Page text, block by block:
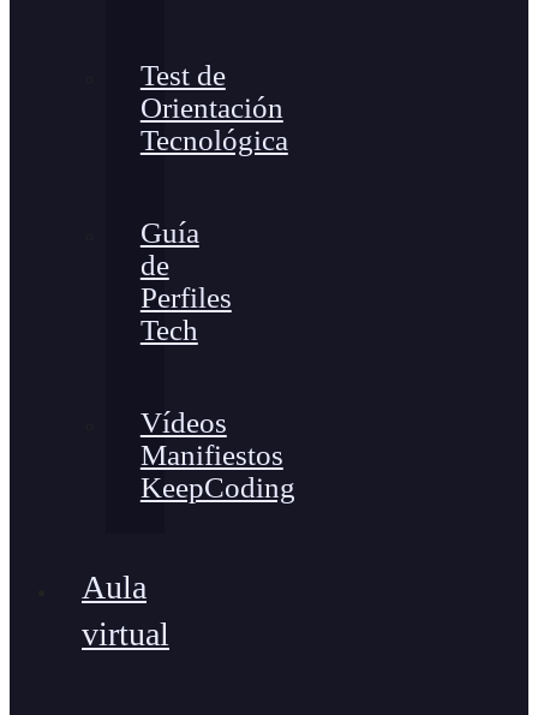
Test de
Orientación
Tecnológica
Guía
de
Perfiles
Tech
Vídeos
Manifiestos
KeepCoding
Aula
virtual